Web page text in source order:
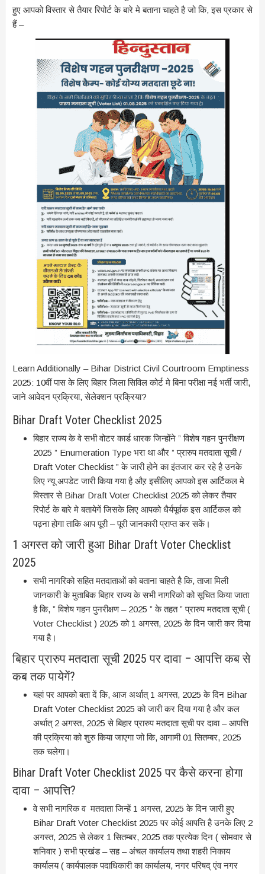
हुए आपको विस्तार से तैयार रिपोर्ट के बारे मे बताना चाहते है जो कि, इस प्रकार से
हैं –
Learn Additionally – Bihar District Civil Courtroom Emptiness
2025: 10वीं पास के लिए बिहार जिला सिविल कोर्ट मे बिना परीक्षा नई भर्ती जारी,
जाने आवेदन प्रक्रिया, सेलेक्शन प्रक्रिया?
Bihar Draft Voter Checklist 2025
बिहार राज्य के वे सभी वोटर कार्ड धारक जिन्होंने ” विशेष गहन पुनरीक्षण
2025 ” Enumeration Type भरा था और ” प्रारुप मतदाता सूची /
Draft Voter Checklist ” के जारी होने का इंतजार कर रहे है उनके
लिए न्यू अपडेट जारी किया गया है औऱ इसीलिए आपको इस आर्टिकल मे
विस्तार से Bihar Draft Voter Checklist 2025 को लेकर तैयार
रिपोर्ट के बारे मे बतायेगें जिसके लिए आपको धैर्यपूर्वक इस आर्टिकल को
पढ़ना होगा ताकि आप पूरी – पूरी जानकारी प्राप्त कर सकें।
1 अगस्त को जारी हुआ Bihar Draft Voter Checklist
2025
सभी नागरिको सहित मतदाताओं को बताना चाहते है कि, ताजा मिली
जानकारी के मुताबिक बिहार राज्य के सभी नागरिको को सूचित किया जाता
है कि, ” विशेष गहन पुनरीक्षण – 2025 ” के तहत ” प्रारुप मतदाता सूची (
Voter Checklist ) 2025 को 1 अगस्त, 2025 के दिन जारी कर दिया
गया है।
बिहार प्रारुप मतदाता सूची 2025 पर दावा – आपत्ति कब से
कब तक पायेगें?
यहां पर आपको बता दें कि, आज अर्थात् 1 अगस्त, 2025 के दिन Bihar
Draft Voter Checklist 2025 को जारी कर दिया गया है और कल
अर्थात् 2 अगस्त, 2025 से बिहार प्रारुप मतदाता सूची पर दावा – आपत्ति
की प्रक्रिया को शुरु किया जाएगा जो कि, आगामी 01 सितम्बर, 2025
तक चलेगा।
Bihar Draft Voter Checklist 2025 पर कैसे करना होगा
दावा – आपत्ति?
वे सभी नागरिक व मतदाता जिन्हें 1 अगस्त, 2025 के दिन जारी हुए
Bihar Draft Voter Checklist 2025 पर कोई आपत्ति है उनके लिए 2
अगस्त, 2025 से लेकर 1 सितम्बर, 2025 तक प्रत्येक दिन ( सोमवार से
शनिवार ) सभी प्रखंड – सह – अंचल कार्यालय तथा शहरी निकाय
कार्यालय ( कार्यपालक पदाधिकारी का कार्यालय, नगर परिषद् एंव नगर